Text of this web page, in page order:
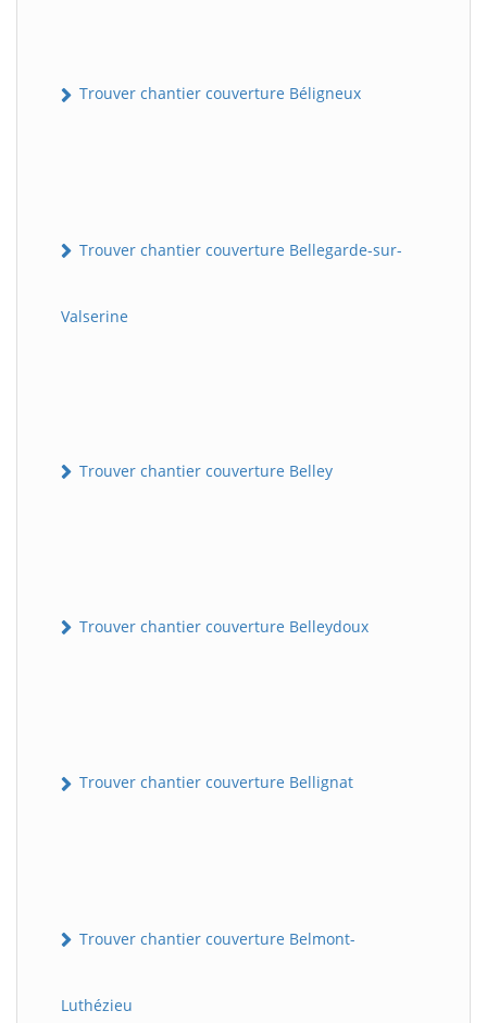
Trouver chantier couverture Béligneux
Trouver chantier couverture Bellegarde-sur-
Valserine
Trouver chantier couverture Belley
Trouver chantier couverture Belleydoux
Trouver chantier couverture Bellignat
Trouver chantier couverture Belmont-
Luthézieu